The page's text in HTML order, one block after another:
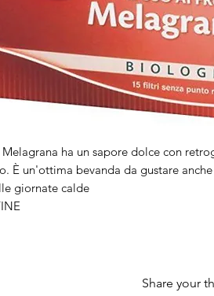
ha un sapore dolce con
È un'ottima bevanda da gustare
giornate calde
Share your